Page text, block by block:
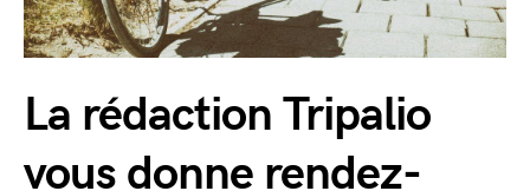
La rédaction Tripalio
vous donne rendez-